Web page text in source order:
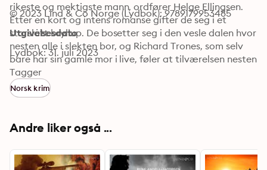
rikeste og mektigste mann, ordfører Helge Ellingsen.
Etter en kort og intens romanse gifter de seg i et
storslått bryllup. De bosetter seg i den vesle dalen hvor
nesten alle i slekten bor, og Richard Trones, som selv
bare har sin gamle mor i live, føler at tilværelsen nesten
er fullkommen. Det eneste som mangler er barn. Men
en dag kommer Tina Ellingsen, den yngste datteren på
besøk. Hun er slående vakker og en idealistisk og
setter hun patriarken Helge Ellingsen ettertrykkelig på
plass i alles påhør. Det har aldri noen gjort før. Dagen
akutt legehjelp. Det er bare begynnelsen på en
© 2023 Lind & Co Norge (Lydbok): 9789179953485
Utgivelsesdato
Lydbok: 31. juli 2023
Tagger
Norsk krim
Andre liker også ...